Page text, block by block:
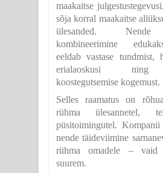
maakaitse
sõja korral maakaitse
ülesanded. Nende
kombineerimine
eeldab vastase tundmist,
erialaoskusi ning
koostegutsemise kogemust.
Selles raamatus on
rühma ülesannetel,
püsitoimingutel. Kompanii
nende täideviimine
rühma omadele – vaid
suurem.